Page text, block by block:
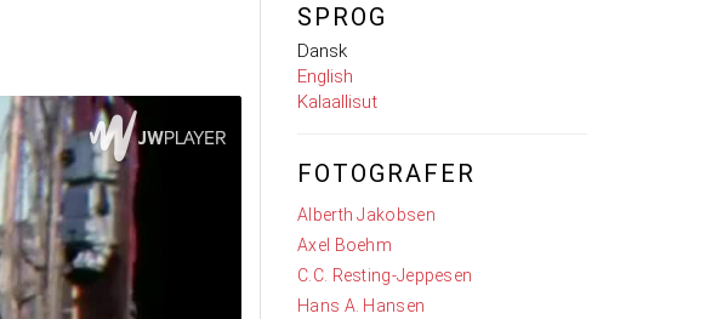
SPROG
Dansk
English
Kalaallisut
FOTOGRAFER
Alberth Jakobsen
Axel Boehm
C.C. Resting-Jeppesen
Hans A. Hansen